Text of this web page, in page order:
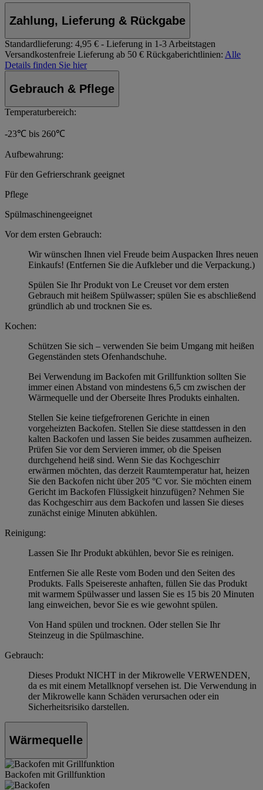
Zahlung, Lieferung & Rückgabe
Standardlieferung: 4,95 € - Lieferung in 1-3 Arbeitstagen
Versandkostenfreie Lieferung ab 50 € Rückgaberichtlinien: Alle
Details finden Sie hier
Gebrauch & Pflege
Temperaturbereich:
-23℃ bis 260℃
Aufbewahrung:
Für den Gefrierschrank geeignet
Pflege
Spülmaschinengeeignet
Vor dem ersten Gebrauch:
Wir wünschen Ihnen viel Freude beim Auspacken Ihres neuen
Einkaufs! (Entfernen Sie die Aufkleber und die Verpackung.)
Spülen Sie Ihr Produkt von Le Creuset vor dem ersten
Gebrauch mit heißem Spülwasser; spülen Sie es abschließend
gründlich ab und trocknen Sie es.
Kochen:
Schützen Sie sich – verwenden Sie beim Umgang mit heißen
Gegenständen stets Ofenhandschuhe.
Bei Verwendung im Backofen mit Grillfunktion sollten Sie
immer einen Abstand von mindestens 6,5 cm zwischen der
Wärmequelle und der Oberseite Ihres Produkts einhalten.
Stellen Sie keine tiefgefrorenen Gerichte in einen
vorgeheizten Backofen. Stellen Sie diese stattdessen in den
kalten Backofen und lassen Sie beides zusammen aufheizen.
Prüfen Sie vor dem Servieren immer, ob die Speisen
durchgehend heiß sind. Wenn Sie das Kochgeschirr
erwärmen möchten, das derzeit Raumtemperatur hat, heizen
Sie den Backofen nicht über 205 °C vor. Sie möchten einem
Gericht im Backofen Flüssigkeit hinzufügen? Nehmen Sie
das Kochgeschirr aus dem Backofen und lassen Sie dieses
zunächst einige Minuten abkühlen.
Reinigung:
Lassen Sie Ihr Produkt abkühlen, bevor Sie es reinigen.
Entfernen Sie alle Reste vom Boden und den Seiten des
Produkts. Falls Speisereste anhaften, füllen Sie das Produkt
mit warmem Spülwasser und lassen Sie es 15 bis 20 Minuten
lang einweichen, bevor Sie es wie gewohnt spülen.
Von Hand spülen und trocknen. Oder stellen Sie Ihr
Steinzeug in die Spülmaschine.
Gebrauch:
Dieses Produkt NICHT in der Mikrowelle VERWENDEN,
da es mit einem Metallknopf versehen ist. Die Verwendung in
der Mikrowelle kann Schäden verursachen oder ein
Sicherheitsrisiko darstellen.
Wärmequelle
Backofen mit Grillfunktion